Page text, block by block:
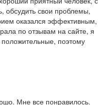
обсудить свои проблемы,
оказался эффективным,
по отзывам на сайте, я
поэтому
Мне все понравилось.